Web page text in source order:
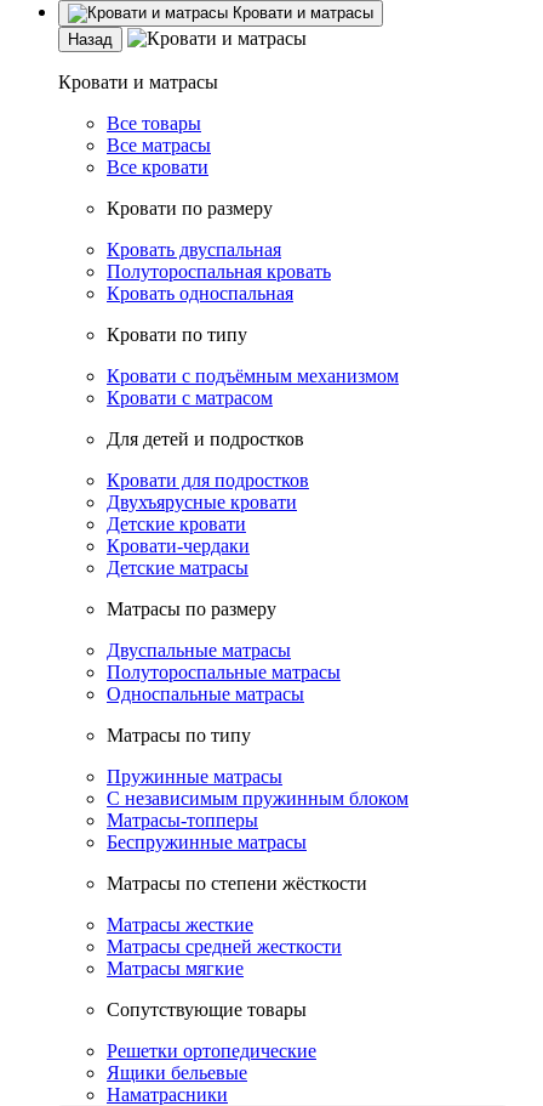
Кровати и матрасы
Назад
Кровати и матрасы
Все товары
Все матрасы
Все кровати
Кровати по размеру
Кровать двуспальная
Полутороспальная кровать
Кровать односпальная
Кровати по типу
Кровати с подъёмным механизмом
Кровати с матрасом
Для детей и подростков
Кровати для подростков
Двухъярусные кровати
Детские кровати
Кровати-чердаки
Детские матрасы
Матрасы по размеру
Двуспальные матрасы
Полутороспальные матрасы
Односпальные матрасы
Матрасы по типу
Пружинные матрасы
С независимым пружинным блоком
Матрасы-топперы
Беспружинные матрасы
Матрасы по степени жёсткости
Матрасы жесткие
Матрасы средней жесткости
Матрасы мягкие
Сопутствующие товары
Решетки ортопедические
Ящики бельевые
Наматрасники